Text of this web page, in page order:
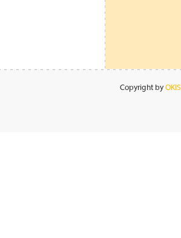
Copyright by OKIS